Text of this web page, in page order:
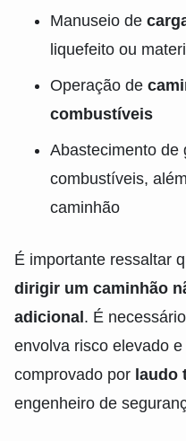
Manuseio de
liquefeito ou
Operação de
combustíveis
Abastecimento de
combustíveis,
caminhão
É importante ressaltar
dirigir um caminhão
adicional. É
envolva risco elevado
comprovado por laudo
engenheiro de